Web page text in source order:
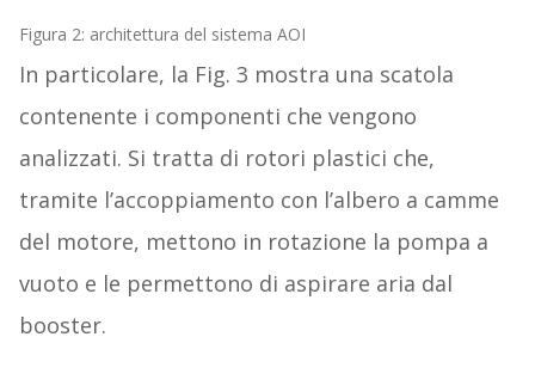
Figura 2: architettura del sistema AOI
In particolare, la Fig. 3 mostra una scatola
contenente i componenti che vengono
analizzati. Si tratta di rotori plastici che,
tramite l’accoppiamento con l’albero a camme
del motore, mettono in rotazione la pompa a
vuoto e le permettono di aspirare aria dal
booster.